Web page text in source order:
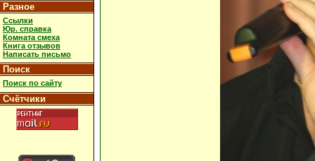
Разное
Ссылки
Юр. справка
Комната смеха
Книга отзывов
Написать письмо
Поиск
Поиск по сайту
Счётчики